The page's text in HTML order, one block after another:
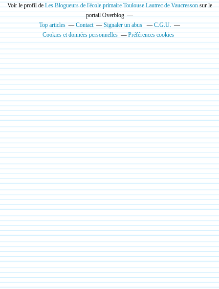
Voir le profil deLes Blogueurs de l'école primaire Toulouse Lautrec de Vaucressonsur le
portail Overblog
Top articles
Contact Signaler un abus
C.G.U.
Cookies et données personnelles
Préférences cookies